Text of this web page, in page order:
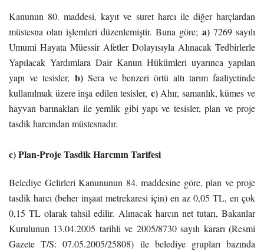
Kanunun 80. maddesi, kayıt ve suret harcı ile diğer harçlardan
müstesna olan işlemleri düzenlemiştir. Buna göre; a) 7269 sayılı
Umumi Hayata Müessir Afetler Dolayısıyla Alınacak Tedbirlerle
Yapılacak Yardımlara Dair Kanun Hükümleri uyarınca yapılan
yapı ve tesisler, b) Sera ve benzeri örtü altı tarım faaliyetinde
kullanılmak üzere inşa edilen tesisler, c)Ahır, samanlık, kümes ve
hayvan barınakları ile yemlik gibi yapı ve tesisler, plan ve proje
tasdik harcından müstesnadır.
c) Plan-Proje Tasdik Harcının Tarifesi
Belediye Gelirleri Kanununun 84. maddesine göre, plan ve proje
tasdik harcı (beher inşaat metrekaresi için) en az 0,05 TL, en çok
0,15 TL olarak tahsil edilir. Alınacak harcın net tutarı, Bakanlar
Kurulunun 13.04.2005 tarihli ve 2005/8730 sayılı kararı (Resmi
Gazete T/S: 07.05.2005/25808) ile belediye grupları bazında